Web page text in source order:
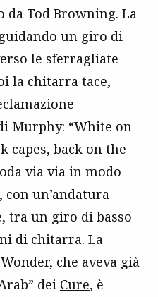
Tod Browning. La
un giro di
le sferragliate
la chitarra tace,
Murphy: “White on
capes, back on the
via via in modo
un’andatura
tra un giro di basso
di chitarra. La
che aveva già
dei Cure, è